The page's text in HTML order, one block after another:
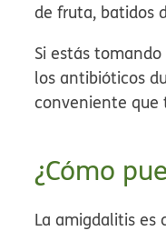
de fruta, batidos
Si estás
los antibióticos
conveniente que
¿Cómo
La amigdalitis es